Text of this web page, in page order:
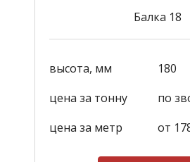
Балка 18
высота, мм
180
цена за тонну
по
цена за метр
от